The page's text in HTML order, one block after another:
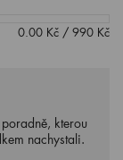
0.00 Kč / 990 Kč
kterou
nachystali.